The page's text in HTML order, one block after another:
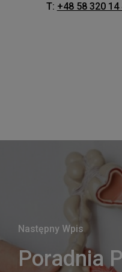
T: +48 58 320 14
Następny Wpis
Poradnia